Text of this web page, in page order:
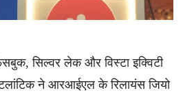
सिल्वर लेक और विस्टा इक्विटी
ने आरआईएल के रिलायंस जियो